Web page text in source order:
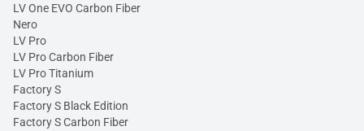
LV One EVO Carbon Fiber
Nero
LV Pro
LV Pro Carbon Fiber
LV Pro Titanium
Factory S
Factory S Black Edition
Factory S Carbon Fiber